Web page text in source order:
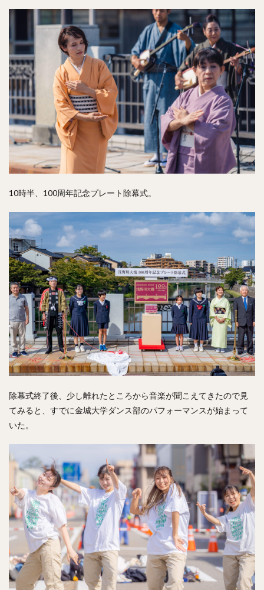
10時半、100周年記念プレート除幕式。
除幕式終了後、少し離れたところから音楽が聞こえてきたので見
てみると、すでに金城大学ダンス部のパフォーマンスが始まって
いた。